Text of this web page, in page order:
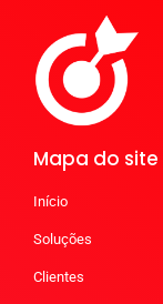
Mapa do site
Início
Soluções
Clientes